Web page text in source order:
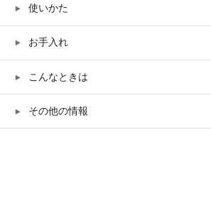
使いかた
お手入れ
こんなときは
その他の情報